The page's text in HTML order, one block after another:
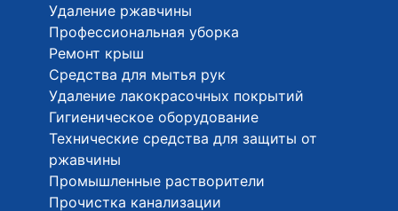
Удаление ржавчины
Профессиональная уборка
Ремонт крыш
Средства для мытья рук
Удаление лакокрасочных покрытий
Гигиеническое оборудование
Технические средства для защиты от
ржавчины
Промышленные растворители
Прочистка канализации